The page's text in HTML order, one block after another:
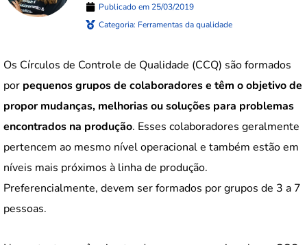
Publicado em 25/03/2019
Categoria: Ferramentas da qualidade
Os Círculos de Controle de Qualidade (CCQ) são formados
por pequenos grupos de colaboradores e têm o objetivo de
propor mudanças, melhorias ou soluções para problemas
encontrados na produção. Esses colaboradores geralmente
pertencem ao mesmo nível operacional e também estão em
níveis mais próximos à linha de produção.
Preferencialmente, devem ser formados por grupos de 3 a 7
pessoas.